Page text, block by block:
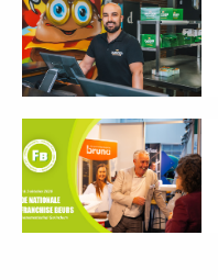
meer
meer